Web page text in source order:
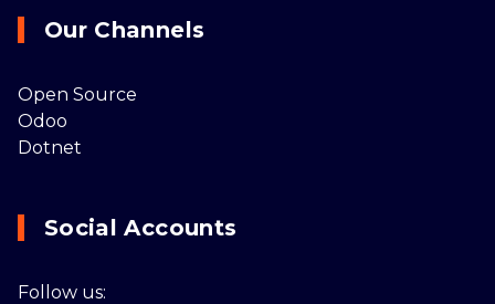
Our Channels
Open Source
Odoo
Dotnet
Social Accounts
Follow us: